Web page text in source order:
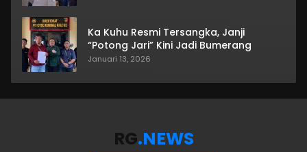
Ka Kuhu Resmi Tersangka, Janji
“Potong Jari” Kini Jadi Bumerang
Januari 13, 2026
RG.NEWS